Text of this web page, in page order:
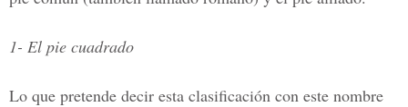
1- El pie cuadrado
Lo que pretende decir esta clasificación con este nombre